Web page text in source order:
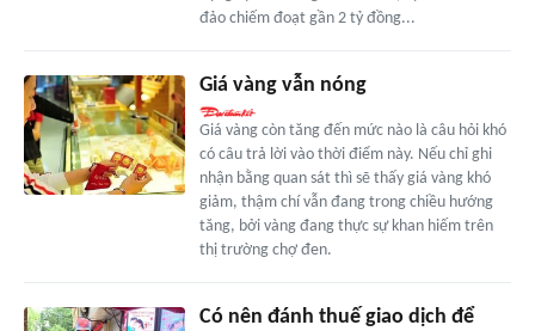
đảo chiếm đoạt gần 2 tỷ đồng...
Giá vàng vẫn nóng
Giá vàng còn tăng đến mức nào là câu hỏi khó
có câu trả lời vào thời điểm này. Nếu chỉ ghi
nhận bằng quan sát thì sẽ thấy giá vàng khó
giảm, thậm chí vẫn đang trong chiều hướng
tăng, bởi vàng đang thực sự khan hiếm trên
thị trường chợ đen.
Có nên đánh thuế giao dịch để